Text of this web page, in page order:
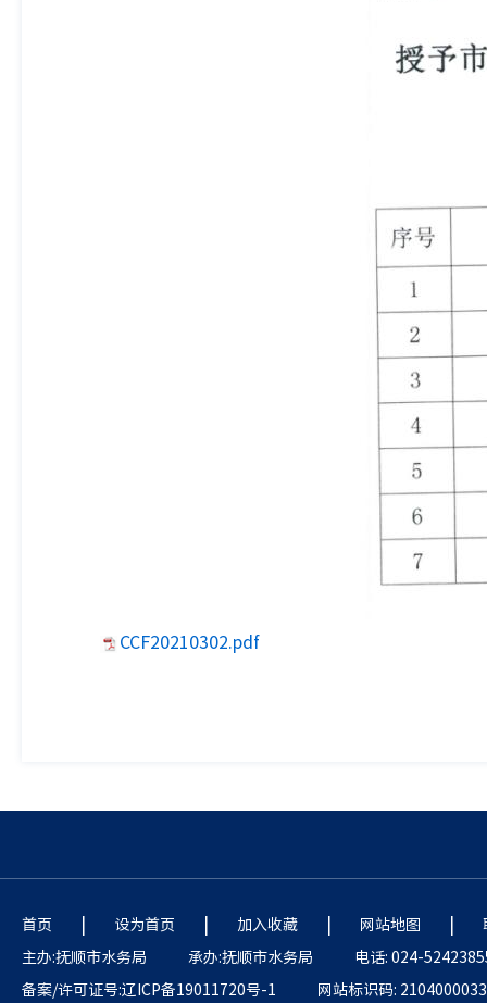
CCF20210302.pdf
首页 | 设为首页 | 加入收藏 | 网站地图 |
主办:抚顺市水务局
承办:抚顺市水务局
电话: 024-
备案/许可证号:辽ICP备19011720号-1
网站标识码: 2104000033